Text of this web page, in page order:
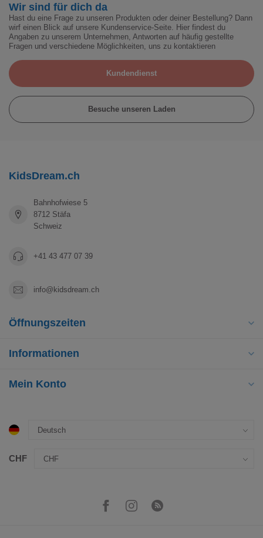
Wir sind für dich da
Hast du eine Frage zu unseren Produkten oder deiner Bestellung? Dann
wirf einen Blick auf unsere Kundenservice-Seite. Hier findest du
Angaben zu unserem Unternehmen, Antworten auf häufig gestellte
Fragen und verschiedene Möglichkeiten, uns zu kontaktieren
Kundendienst
Besuche unseren Laden
KidsDream.ch
Bahnhofwiese 5
8712 Stäfa
Schweiz
+41 43 477 07 39
info@kidsdream.ch
Öffnungszeiten
Informationen
Mein Konto
CHF